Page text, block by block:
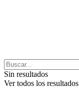
Sin resultados
Ver todos los resultados